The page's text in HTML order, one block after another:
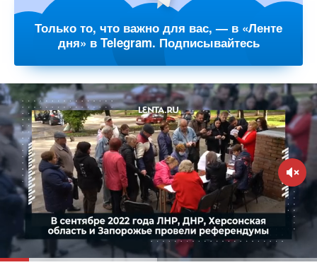
Только то, что важно для вас, — в «Ленте
дня» в Telegram. Подписывайтесь